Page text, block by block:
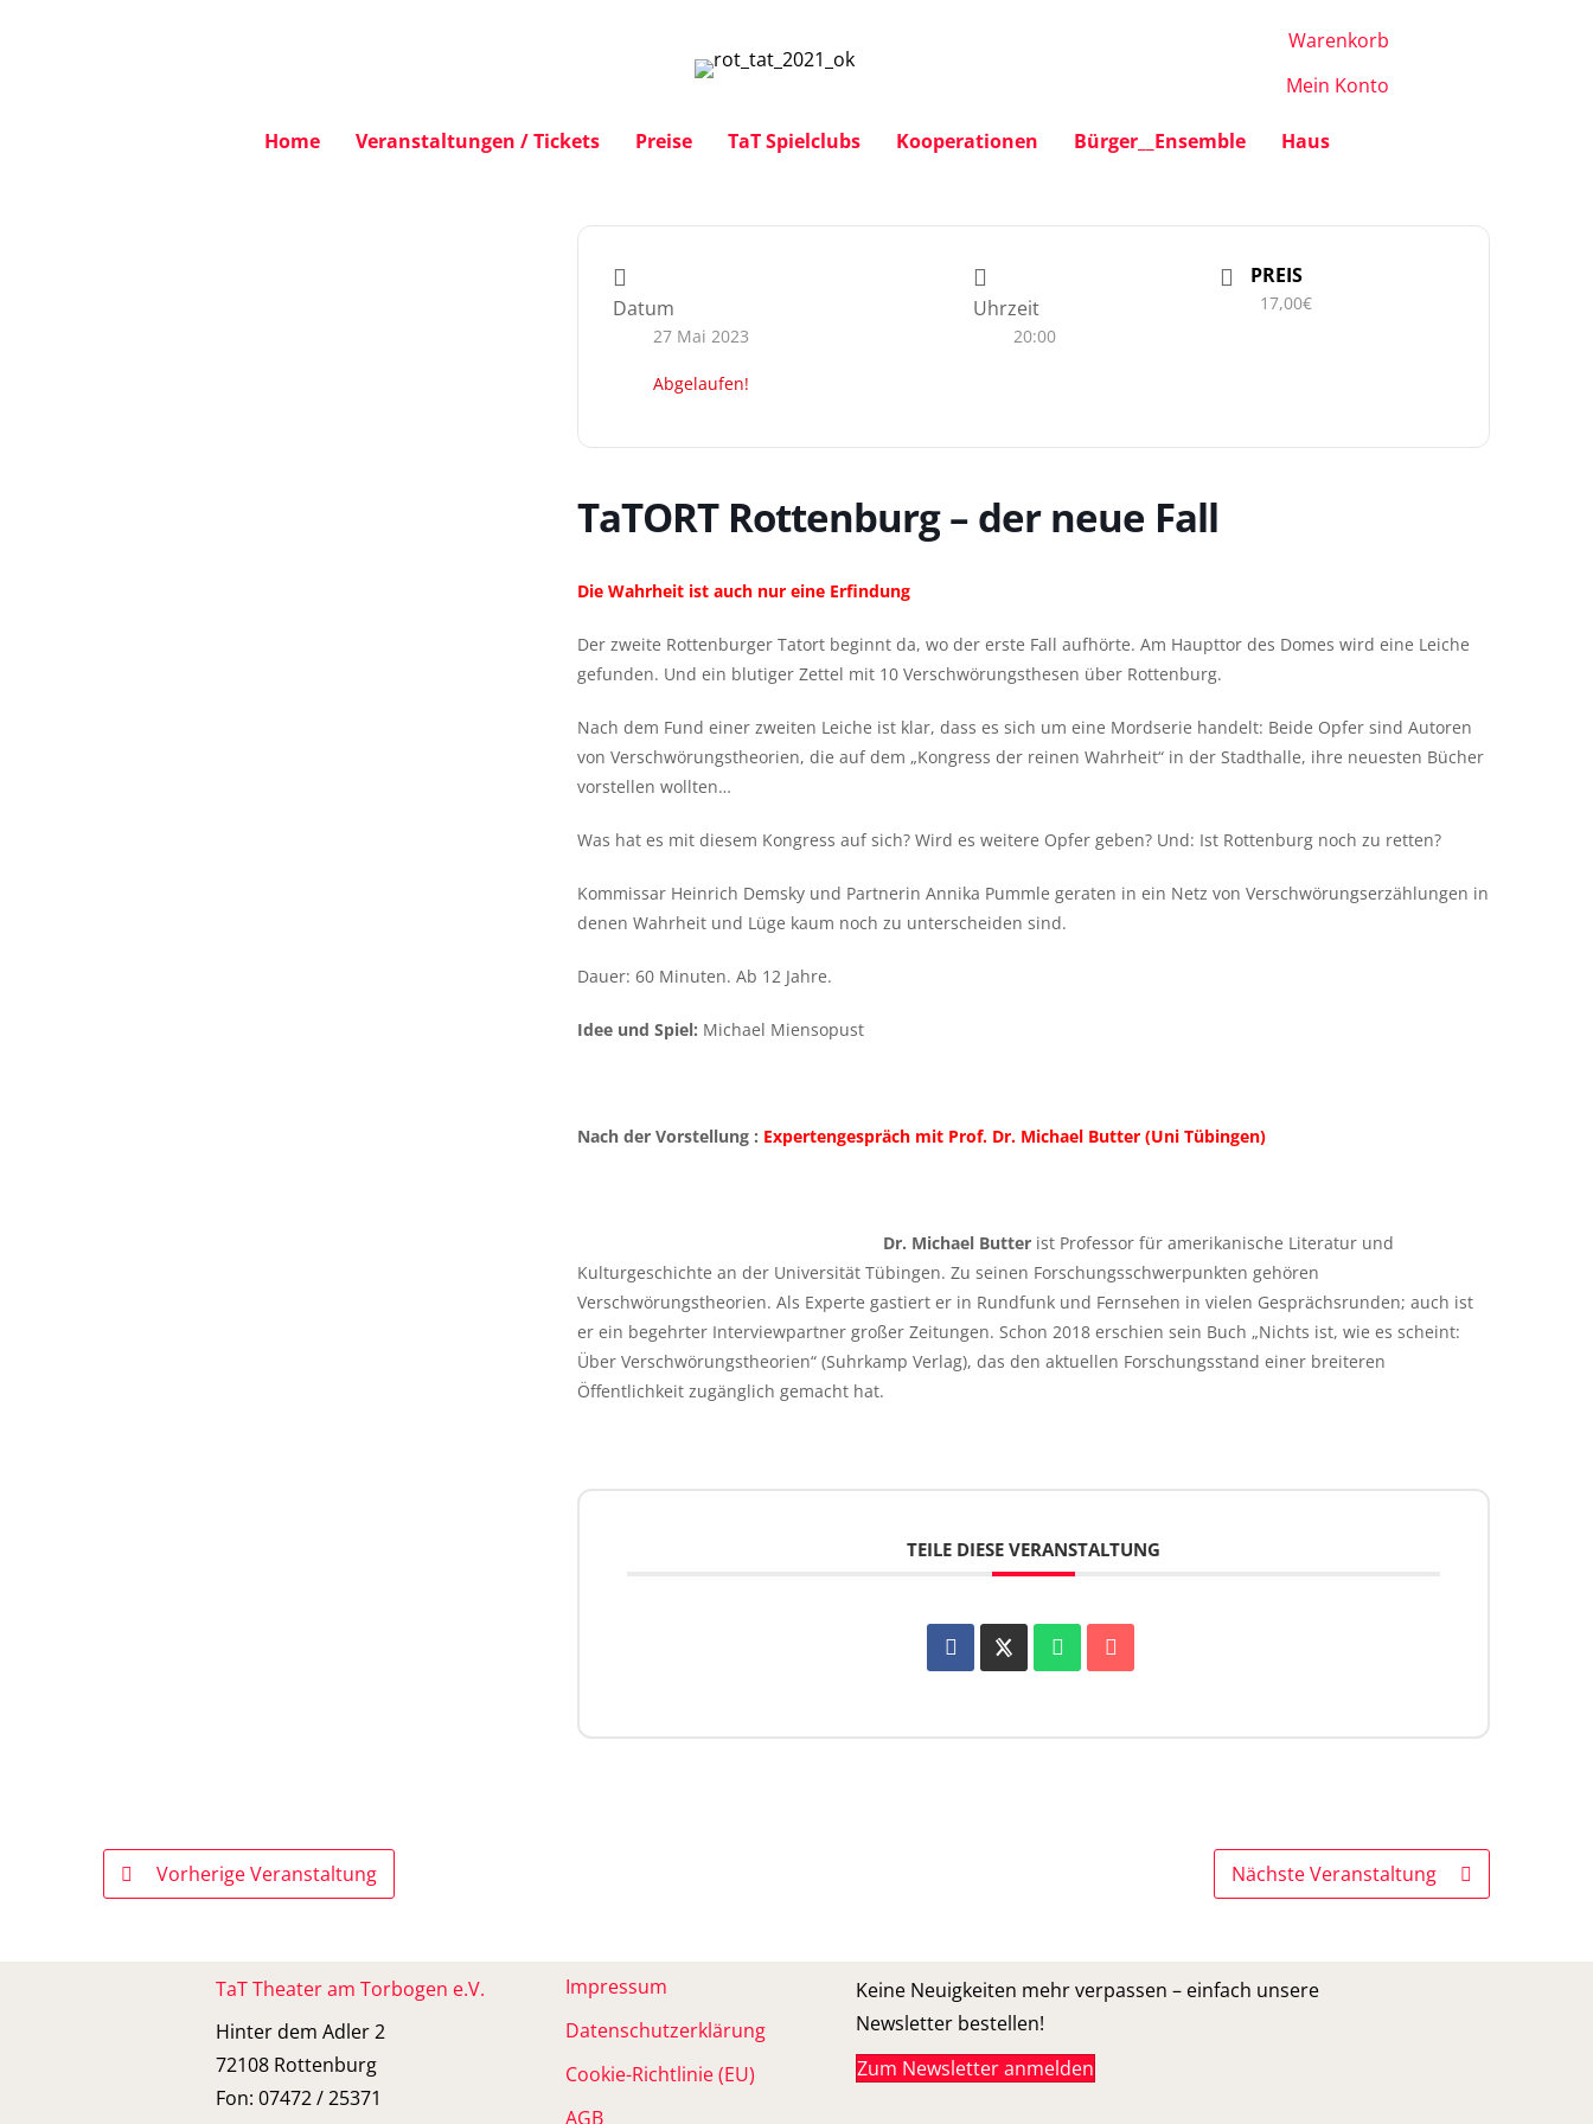
Warenkorb
Mein Konto
Home Veranstaltungen / Tickets Preise TaT Spielclubs Kooperationen Bürger__Ensemble Haus
Datum
27 Mai 2023
Abgelaufen!
Uhrzeit
20:00
PREIS
17,00€
TaTORT Rottenburg – der neue Fall
Die Wahrheit ist auch nur eine Erfindung
Der zweite Rottenburger Tatort beginnt da, wo der erste Fall aufhörte. Am Haupttor des Domes wird eine Leiche
gefunden. Und ein blutiger Zettel mit 10 Verschwörungsthesen über Rottenburg.
Nach dem Fund einer zweiten Leiche ist klar, dass es sich um eine Mordserie handelt: Beide Opfer sind Autoren
von Verschwörungstheorien, die auf dem „Kongress der reinen Wahrheit“ in der Stadthalle, ihre neuesten Bücher
vorstellen wollten…
Was hat es mit diesem Kongress auf sich? Wird es weitere Opfer geben? Und: Ist Rottenburg noch zu retten?
Kommissar Heinrich Demsky und Partnerin Annika Pummle geraten in ein Netz von Verschwörungserzählungen in
denen Wahrheit und Lüge kaum noch zu unterscheiden sind.
Dauer: 60 Minuten. Ab 12 Jahre.
Idee und Spiel: Michael Miensopust
Nach der Vorstellung : Expertengespräch mit Prof. Dr. Michael Butter (Uni Tübingen)
Dr. Michael Butter ist Professor für amerikanische Literatur und
Kulturgeschichte an der Universität Tübingen. Zu seinen Forschungsschwerpunkten gehören
Verschwörungstheorien. Als Experte gastiert er in Rundfunk und Fernsehen in vielen Gesprächsrunden; auch ist
er ein begehrter Interviewpartner großer Zeitungen. Schon 2018 erschien sein Buch „Nichts ist, wie es scheint:
Über Verschwörungstheorien“ (Suhrkamp Verlag), das den aktuellen Forschungsstand einer breiteren
Öffentlichkeit zugänglich gemacht hat.
TEILE DIESE VERANSTALTUNG
Vorherige Veranstaltung Nächste Veranstaltung
TaT Theater am Torbogen e.V.
Hinter dem Adler 2
72108 Rottenburg
Fon: 07472 / 25371
Impressum
Datenschutzerklärung
Cookie-Richtlinie (EU)
AGB
Keine Neuigkeiten mehr verpassen – einfach unsere
Newsletter bestellen!
Zum Newsletter anmelden